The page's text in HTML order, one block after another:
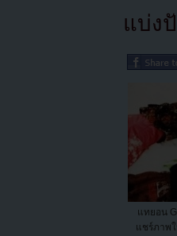
แบ่ง
แทยอน
แชร์ภาพใ